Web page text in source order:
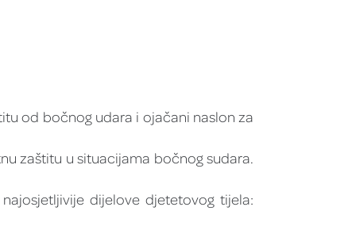
od bočnog udara i ojačani naslon za
zaštitu u situacijama bočnog sudara.
dijelove djetetovog tijela: